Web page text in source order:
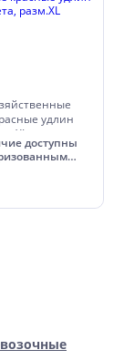
удлин
доступны